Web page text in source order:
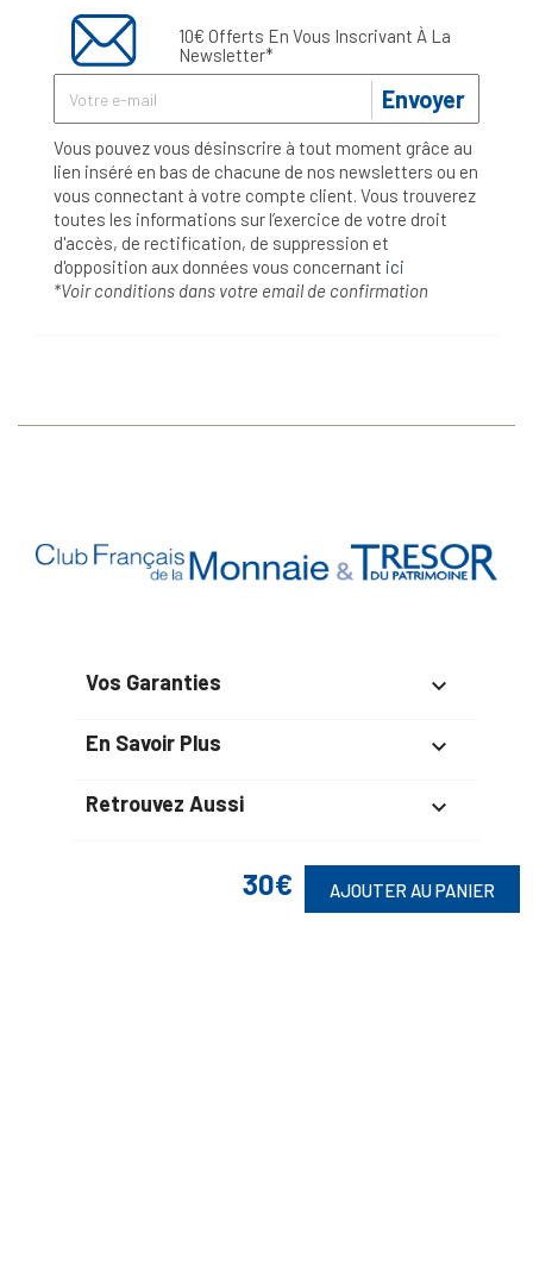
30€ AJOUTER AU PANIER
10€ Offerts En Vous Inscrivant À La
Newsletter*
Envoyer
Vous pouvez vous désinscrire à tout moment grâce au
lien inséré en bas de chacune de nos newsletters ou en
vous connectant à votre compte client. Vous trouverez
toutes les informations sur l’exercice de votre droit
d'accès, de rectification, de suppression et
d'opposition aux données vous concernant ici
*Voir conditions dans votre email de confirmation
Vos Garanties 
En Savoir Plus 
Retrouvez Aussi 